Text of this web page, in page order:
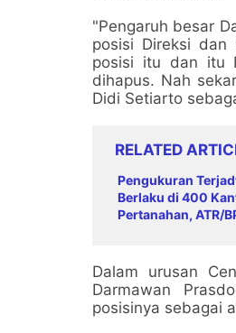
"Pengaruh besar
posisi Direksi dan
posisi itu dan itu
dihapus. Nah
Didi Setiarto
RELATED
Pengukuran
Berlaku di 400
Pertanahan, ATR/
Dalam urusan
Darmawan
posisinya sebagai